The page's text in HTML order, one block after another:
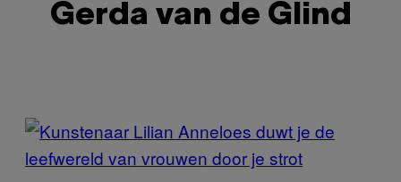
Gerda van de Glind
POSTS
BY